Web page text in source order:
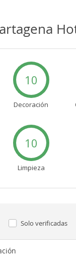
10
Decoración
10
Limpieza
Solo verificadas